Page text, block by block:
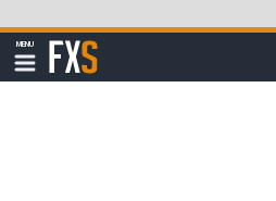
qua
đi
MENU
Hiển
thị
FXStreet